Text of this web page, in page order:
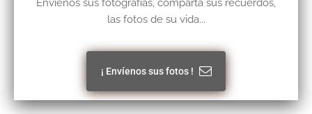
Envíenos sus fotografías, comparta sus recuerdos,
las fotos de su vida...
¡ Envíenos sus fotos !